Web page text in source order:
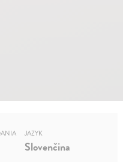
JAZYK
Slovenčina